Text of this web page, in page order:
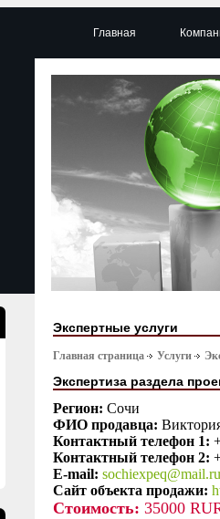
Главная
Экспертные услуги
Главная страница Услуги
Экспертиза раздела
Регион: Сочи
ФИО продавца:
Контактный телефон 1:
Контактный телефон 2:
E-mail: sochiexpeq@mail.ru
Сайт объекта продажи:
Стоимость: 35000